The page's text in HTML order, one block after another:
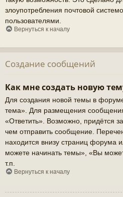
злоупотребления почтовой
пользователями.
Вернуться к началу
Создание сообщений
Как мне создать новую
Для создания новой темы в
тема». Для размещения
«Ответить». Возможно, придётся
чем отправить сообщение.
находится внизу страниц
можете начинать темы», «Вы
т.п.
Вернуться к началу